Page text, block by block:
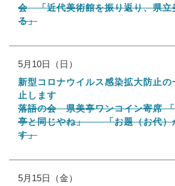
会 「近代美術館を振り返り、県立
る」
5月10日（日）
新型コロナウイルス感染拡大防止の
止します
落語の会 県美亭ワンコイン寄席
亭と同じやね」 「お題（お代）
す」
5月15日（金）